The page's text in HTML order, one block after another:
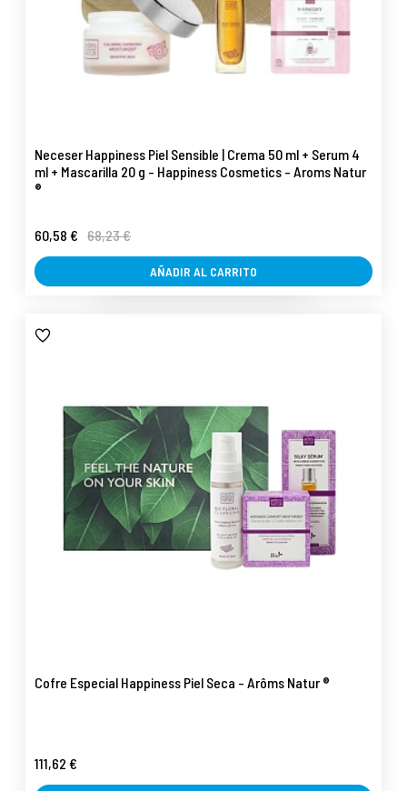
Neceser Happiness Piel Sensible | Crema 50 ml + Serum 4
ml + Mascarilla 20 g - Happiness Cosmetics - Aroms Natur
®
60,58 € 68,23 €
AÑADIR AL CARRITO
Cofre Especial Happiness Piel Seca - Arôms Natur ®
111,62 €